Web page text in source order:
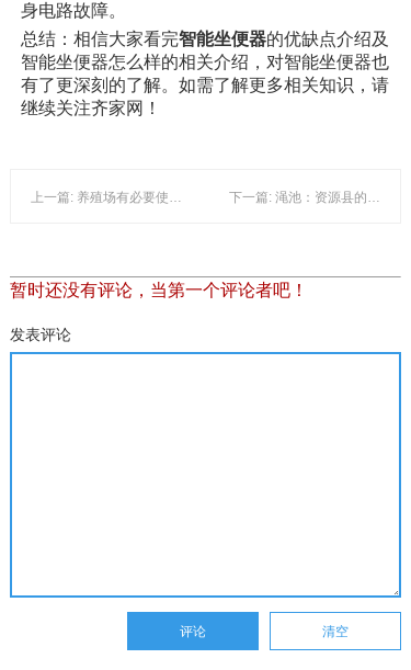
身电路故障。
总结：相信大家看完智能坐便器的优缺点介绍及
智能坐便器怎么样的相关介绍，对智能坐便器也
有了更深刻的了解。如需了解更多相关知识，请
继续关注齐家网！
上一篇: 养殖场有必要使用污水除臭剂吗 下一篇: 渑池：资源县的转型之路
暂时还没有评论，当第一个评论者吧！
发表评论